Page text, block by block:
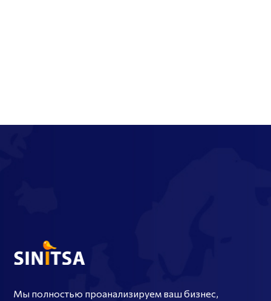
Мы полностью проанализируем ваш бизнес,